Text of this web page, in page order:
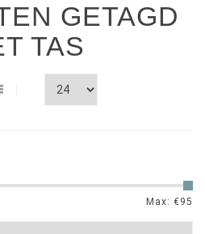
GETAGD
TAS
Max: €95